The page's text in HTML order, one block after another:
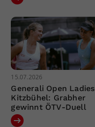
15.07.2026
Generali Open Ladies
Kitzbühel: Grabher
gewinnt ÖTV-Duell